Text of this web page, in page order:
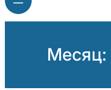
Месяц: